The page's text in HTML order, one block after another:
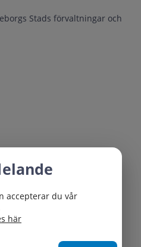
Stads förvaltningar och
accepterar du vår
här